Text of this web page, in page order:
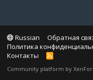
Russian Обратная
Политика
Контакты
R
S
Community platform by